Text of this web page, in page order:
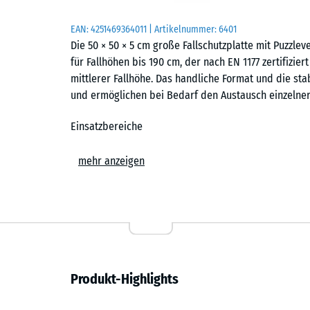
EAN:4251469364011 | Artikelnummer:6401
Die 50 × 50 × 5 cm große Fallschutzplatte mit
für Fallhöhen bis 190 cm, der nach EN 1177
mittlerer Fallhöhe. Das handliche Format und die
und ermöglichen bei Bedarf den Austausch
Einsatzbereiche
Die 5 cm starke Fallschutzplatte wird überall dort
Aufbau und Material
Die Fallschutzplatte besteht aus PU-gebundenem
und bezeichnet Gummigranulat aus recycelten
mehr anzeigen
Produkt-Highlights